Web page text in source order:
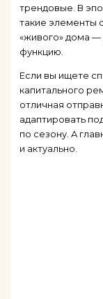
трендовые. В
такие элементы
«живого» дома —
функцию.
Если вы ищете
капитального
отличная
адаптировать
по сезону. А
и актуально.